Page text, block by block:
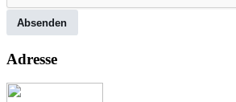
Absenden
Adresse